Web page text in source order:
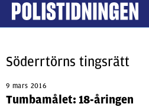
Söderrtörns tingsrätt
9 mars 2016
Tumbamålet: 18-åringen